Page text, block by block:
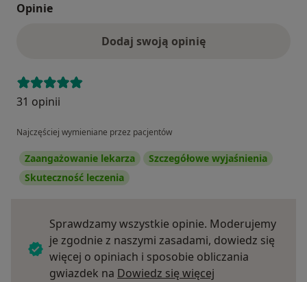
Opinie
Dodaj swoją opinię
31 opinii
Najczęściej wymieniane przez pacjentów
Zaangażowanie lekarza
Szczegółowe wyjaśnienia
Skuteczność leczenia
Sprawdzamy wszystkie opinie. Moderujemy
je zgodnie z naszymi zasadami, dowiedz się
więcej o opiniach i sposobie obliczania
gwiazdek na Dowiedz się więcej